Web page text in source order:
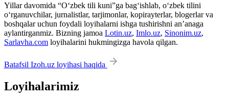
Yillar davomida “O‘zbek tili kuni”ga bag‘ishlab, o‘zbek tilini
o‘rganuvchilar, jurnalistlar, tarjimonlar, kopirayterlar, blogerlar va
boshqalar uchun foydali loyihalarni ishga tushirishni an’anaga
aylantirganmiz. Bizning jamoa Lotin.uz, Imlo.uz, Sinonim.uz,
Sarlavha.com loyihalarini hukmingizga havola qilgan.
Batafsil Izoh.uz loyihasi haqida
Loyihalarimiz